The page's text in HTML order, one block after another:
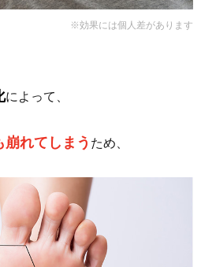
※効果には個人差があります
によって、
れてしまう ため、